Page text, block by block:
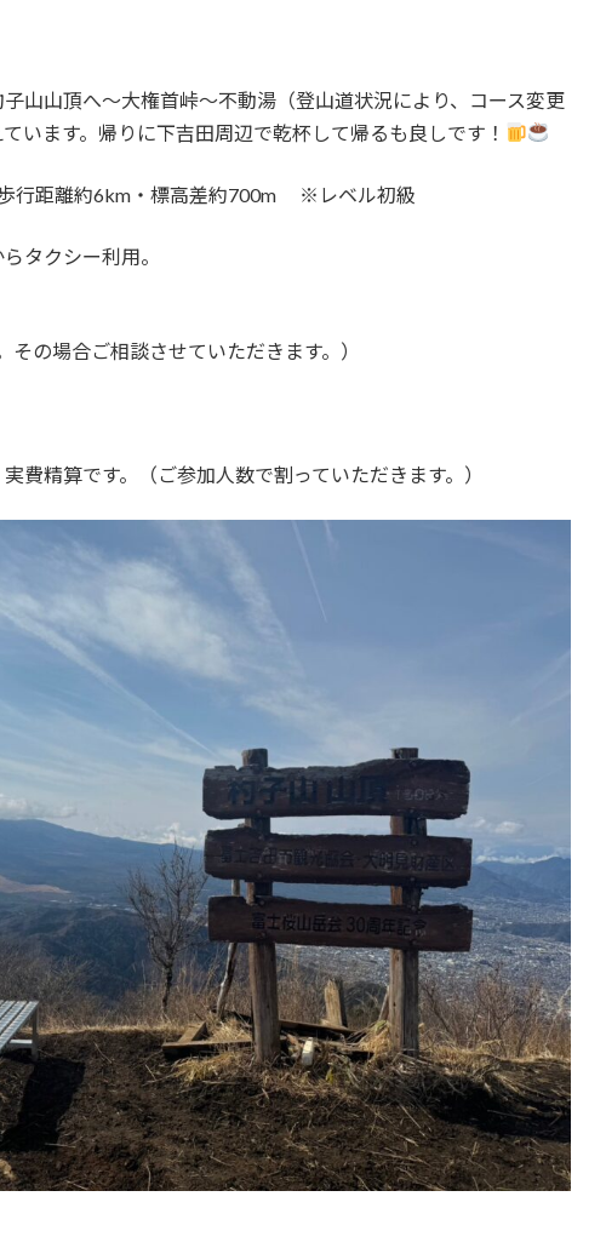
山山頂へ〜大権首峠〜不動湯（登山道状況により、コース変更
います。帰りに下吉田周辺で乾杯して帰るも良しです！
行距離約6km・標高差約700m ※レベル初級
タクシー利用。
その場合ご相談させていただきます。）
実費精算です。（ご参加人数で割っていただきます。）